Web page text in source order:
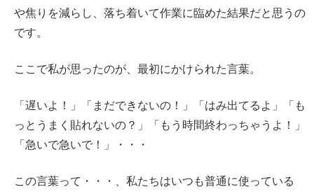
や焦りを減らし、落ち着いて作業に臨めた結果だと思うの
です。
ここで私が思ったのが、最初にかけられた言葉。
「遅いよ！」「まだできないの！」「はみ出てるよ」「も
っとうまく貼れないの？」「もう時間終わっちゃうよ！」
「急いで急いで！」・・・
この言葉って・・・、私たちはいつも普通に使っている